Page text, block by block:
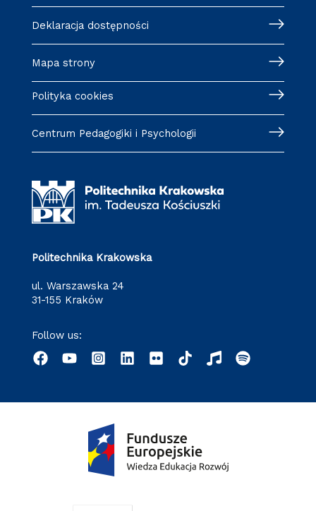
Deklaracja dostępności
Mapa strony
Polityka cookies
Centrum Pedagogiki i Psychologii
Politechnika Krakowska
ul. Warszawska 24
31-155 Kraków
Follow us: